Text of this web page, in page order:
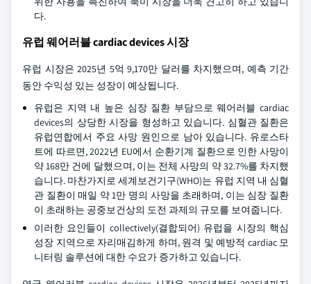
다.
유럽 웨어러블 cardiac devices 시장
유럽 시장은 2025년 5억 9,170만 달러를 차지했으며, 예측 기간
동안 수익성 있는 성장이 예상됩니다.
유럽은 지역 내 높은 심장 질환 부담으로 웨어러블 cardiac
devices의 상당한 시장을 형성하고 있습니다. 심혈관 질환은
유럽연합에서 주요 사망 원인으로 남아 있습니다. 유로스타
트에 따르면, 2022년 EU에서 순환기계 질환으로 인한 사망이
약 168만 건에 달했으며, 이는 전체 사망의 약 32.7%를 차지했
습니다. 마찬가지로 세계보건기구(WHO)는 유럽 지역 내 심혈
관 질환이 매일 약 1만 명의 사망을 초래하며, 이는 심장 질환
이 초래하는 공중보건상의 도전 과제의 규모를 보여줍니다.
이러한 요인들이 collectively(결합되어) 유럽을 시장의 핵심
성장 지역으로 자리매김하게 하며, 원격 및 예방적 cardiac 모
니터링 솔루션에 대한 수요가 증가하고 있습니다.